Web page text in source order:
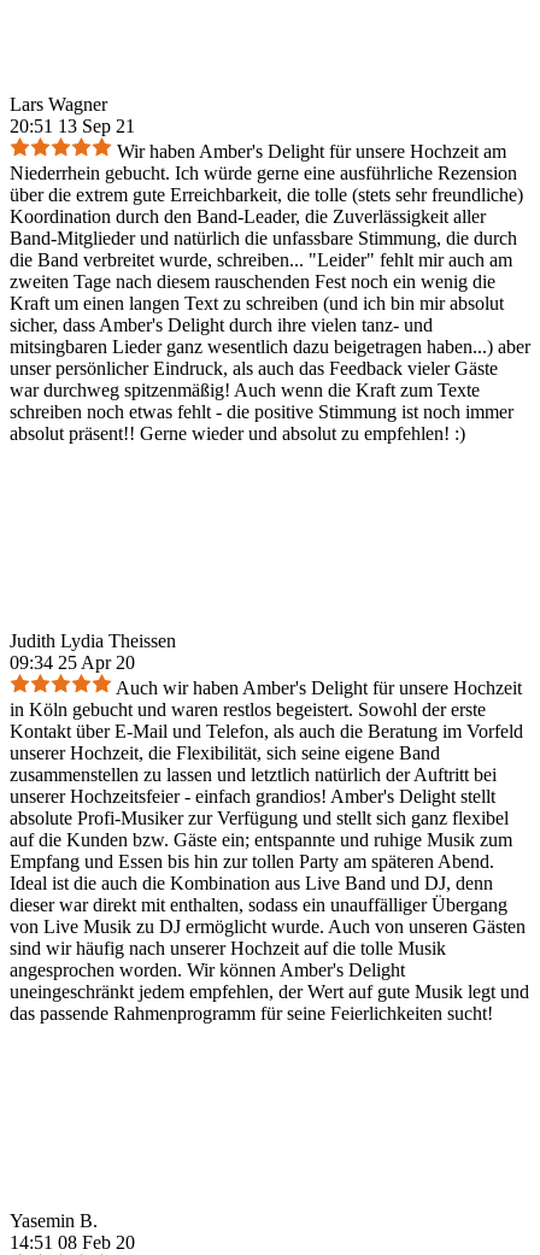
Lars Wagner
20:51 13 Sep 21
Wir haben Amber's Delight für unsere Hochzeit am
Niederrhein gebucht. Ich würde gerne eine ausführliche Rezension
über die extrem gute Erreichbarkeit, die tolle (stets sehr freundliche)
Koordination durch den Band-Leader, die Zuverlässigkeit aller
Band-Mitglieder und natürlich die unfassbare Stimmung, die durch
die Band verbreitet wurde, schreiben... "Leider" fehlt mir auch am
zweiten Tage nach diesem rauschenden Fest noch ein wenig die
Kraft um einen langen Text zu schreiben (und ich bin mir absolut
sicher, dass Amber's Delight durch ihre vielen tanz- und
mitsingbaren Lieder ganz wesentlich dazu beigetragen haben...) aber
unser persönlicher Eindruck, als auch das Feedback vieler Gäste
war durchweg spitzenmäßig! Auch wenn die Kraft zum Texte
schreiben noch etwas fehlt - die positive Stimmung ist noch immer
absolut präsent!! Gerne wieder und absolut zu empfehlen! :)
Judith Lydia Theissen
09:34 25 Apr 20
Auch wir haben Amber's Delight für unsere Hochzeit
in Köln gebucht und waren restlos begeistert. Sowohl der erste
Kontakt über E-Mail und Telefon, als auch die Beratung im Vorfeld
unserer Hochzeit, die Flexibilität, sich seine eigene Band
zusammenstellen zu lassen und letztlich natürlich der Auftritt bei
unserer Hochzeitsfeier - einfach grandios! Amber's Delight stellt
absolute Profi-Musiker zur Verfügung und stellt sich ganz flexibel
auf die Kunden bzw. Gäste ein; entspannte und ruhige Musik zum
Empfang und Essen bis hin zur tollen Party am späteren Abend.
Ideal ist die auch die Kombination aus Live Band und DJ, denn
dieser war direkt mit enthalten, sodass ein unauffälliger Übergang
von Live Musik zu DJ ermöglicht wurde. Auch von unseren Gästen
sind wir häufig nach unserer Hochzeit auf die tolle Musik
angesprochen worden. Wir können Amber's Delight
uneingeschränkt jedem empfehlen, der Wert auf gute Musik legt und
das passende Rahmenprogramm für seine Feierlichkeiten sucht!
Yasemin B.
14:51 08 Feb 20